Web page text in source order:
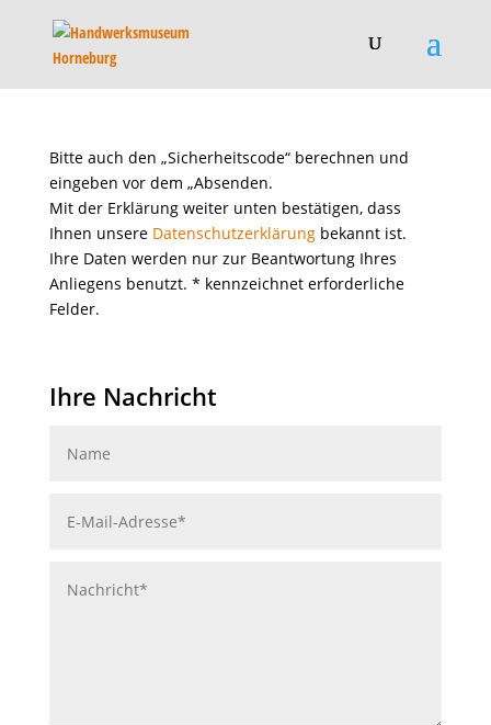
Bitte auch den „Sicherheitscode“ berechnen und
eingeben vor dem „Absenden.
Mit der Erklärung weiter unten bestätigen, dass
Ihnen unsere Datenschutzerklärungbekannt ist.
Ihre Daten werden nur zur Beantwortung Ihres
Anliegens benutzt. * kennzeichnet erforderliche
Felder.
Ihre Nachricht